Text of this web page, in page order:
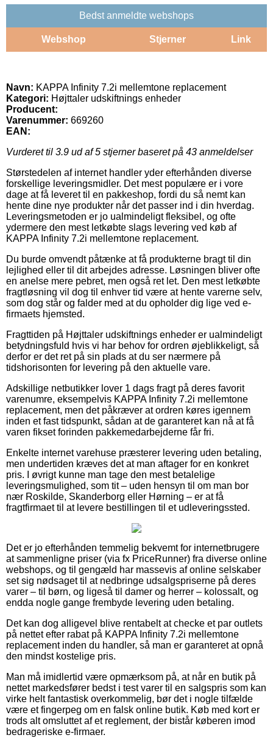
Bedst anmeldte webshops
Webshop Stjerner Link
Navn: KAPPA Infinity 7.2i mellemtone replacement
Kategori: Højttaler udskiftnings enheder
Producent:
Varenummer: 669260
EAN:
Vurderet til 3.9 ud af 5 stjerner baseret på 43 anmeldelser
Størstedelen af internet handler yder efterhånden diverse
forskellige leveringsmidler. Det mest populære er i vore
dage at få leveret til en pakkeshop, fordi du så nemt kan
hente dine nye produkter når det passer ind i din hverdag.
Leveringsmetoden er jo ualmindeligt fleksibel, og ofte
ydermere den mest letkøbte slags levering ved køb af
KAPPA Infinity 7.2i mellemtone replacement.
Du burde omvendt påtænke at få produkterne bragt til din
lejlighed eller til dit arbejdes adresse. Løsningen bliver ofte
en anelse mere pebret, men også ret let. Den mest letkøbte
fragtløsning vil dog til enhver tid være at hente varerne selv,
som dog står og falder med at du opholder dig lige ved e-
firmaets hjemsted.
Fragttiden på Højttaler udskiftnings enheder er ualmindeligt
betydningsfuld hvis vi har behov for ordren øjeblikkeligt, så
derfor er det ret på sin plads at du ser nærmere på
tidshorisonten for levering på den aktuelle vare.
Adskillige netbutikker lover 1 dags fragt på deres favorit
varenumre, eksempelvis KAPPA Infinity 7.2i mellemtone
replacement, men det påkræver at ordren køres igennem
inden et fast tidspunkt, sådan at de garanteret kan nå at få
varen fikset forinden pakkemedarbejderne får fri.
Enkelte internet varehuse præsterer levering uden betaling,
men undertiden kræves det at man aftager for en konkret
pris. I øvrigt kunne man tage den mest betalelige
leveringsmulighed, som tit – uden hensyn til om man bor
nær Roskilde, Skanderborg eller Hørning – er at få
fragtfirmaet til at levere bestillingen til et udleveringssted.
Det er jo efterhånden temmelig bekvemt for internetbrugere
at sammenligne priser (via fx PriceRunner) fra diverse online
webshops, og til gengæld har massevis af online selskaber
set sig nødsaget til at nedbringe udsalgspriserne på deres
varer – til børn, og ligeså til damer og herrer – kolossalt, og
endda nogle gange frembyde levering uden betaling.
Det kan dog alligevel blive rentabelt at checke et par outlets
på nettet efter rabat på KAPPA Infinity 7.2i mellemtone
replacement inden du handler, så man er garanteret at opnå
den mindst kostelige pris.
Man må imidlertid være opmærksom på, at når en butik på
nettet markedsfører bedst i test varer til en salgspris som kan
virke helt fantastisk overkommelig, bør det i nogle tilfælde
være et fingerpeg om en falsk online butik. Køb med kort er
trods alt omsluttet af et reglement, der bistår køberen imod
bedrageriske e-firmaer.